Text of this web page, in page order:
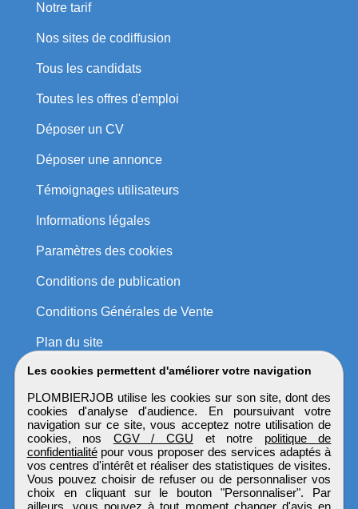
Les cookies permettent d'améliorer votre navigation
PLOMBIERJOB utilise les cookies sur son site, dont des
cookies d'analyse d'audience. En poursuivant votre
navigation sur ce site, vous acceptez notre utilisation de
cookies, nos CGV / CGU et notre politique de
confidentialitépour vous proposer des services adaptés à
vos centres d'intérêt et réaliser des statistiques de visites.
Vous pouvez choisir de refuser ou de personnaliser vos
choix en cliquant sur le bouton "Personnaliser". Par
ailleurs, vous pouvez à tout moment changer d'avis en
Notre tarif
Nos sites de codiffusion
Tous les candidats
Toutes les offres d'emploi
Déposer un CV
Déposer une annonce
Témoignages utilisateurs
Informations légales
Paramètres des cookies
Conditions de publication
Conditions Générales de Vente
Plan du site